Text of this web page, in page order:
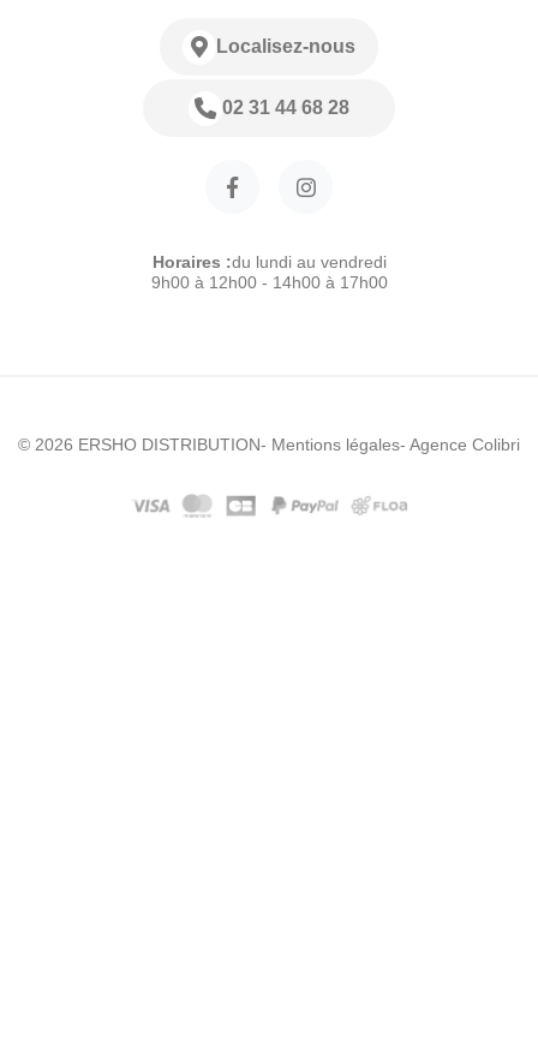
Localisez-nous
02 31 44 68 28
Horaires :du lundi au vendredi
9h00 à 12h00 - 14h00 à 17h00
© 2026 ERSHO DISTRIBUTION- Mentions légales- Agence Colibri